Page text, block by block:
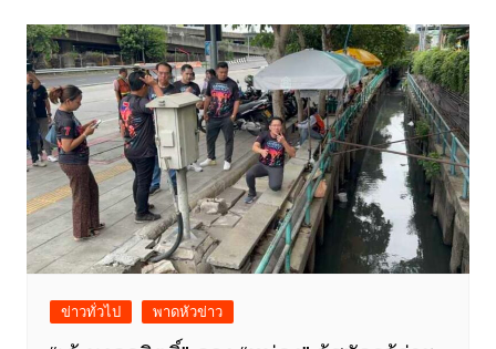
ข่าวทั่วไป พาดหัวข่าว